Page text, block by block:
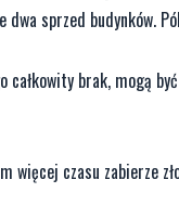
sprzed budynków.
brak, mogą
czasu zabierze